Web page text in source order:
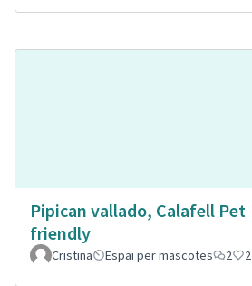
Pipican vallado, Calafell Pet
friendly
Cristina
Espai per mascotes 2 2